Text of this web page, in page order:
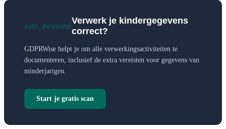
auto_awesome
Verwerk je kindergegevens
correct?
GDPRWise helpt je om alle verwerkingsactiviteiten te
documenteren, inclusief de extra vereisten voor gegevens van
minderjarigen.
Start je gratis scan